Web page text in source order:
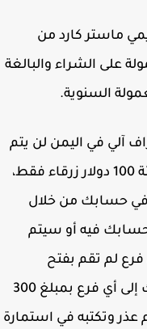
ماستر كارد من
الشراء والبالغة
في اليمن لن يتم
احتساب اي عمولة. ولكن يتم قبول فئة 100 دولار زرقاء فقط،
حسابك من خلال
فيه أو سيتم
لم تقم بفتح
الحساب به ولكن يمكنك نقل حسابك إلى أي فرع بمبلغ 300
وتكتبه في استمارة